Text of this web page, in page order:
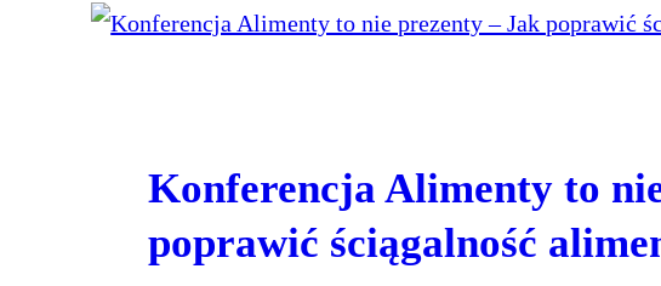
Konferencja Alimenty to
poprawić ściągalność